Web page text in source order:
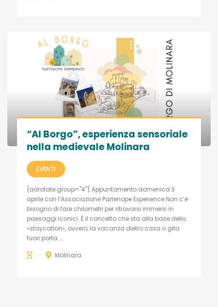
“Al Borgo”, esperienza sensoriale
nella medievale Molinara
EVENTI
[adrotate group="4"] Appuntamento domenica 3
aprile con l’Associazione Partenope Experience Non c’è
bisogno di fare chilometri per ritrovarsi immersi in
paesaggi iconici. É il concetto che sta alla base dello
«staycation», ovvero, la vacanza dietro casa o gita
fuori porta....
Molinara